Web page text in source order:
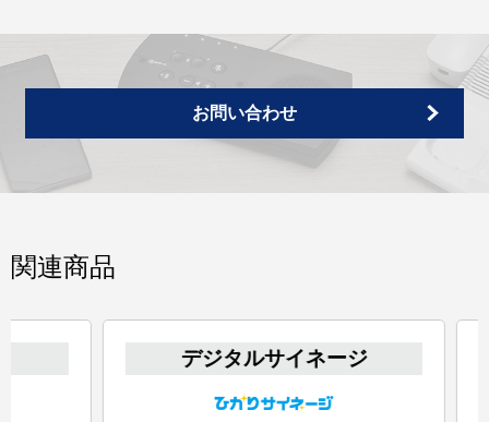
お問い合わせ
関連商品
デジタルサイネージ